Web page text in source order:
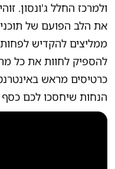
ולמרכז החלל ג'ונסון.
את הלב הפועם של
ממליצים להקדיש
להספיק לחוות את כל
כרטיסים מראש
הנחות שיחסכו לכם כסף